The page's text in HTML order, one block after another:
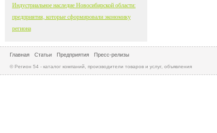
Индустриальное наследие Новосибирской области:
предприятия, которые сформировали экономику
региона
Главная Статьи Предприятия Пресс-релизы
© Регион 54 - каталог компаний, производители товаров и услуг, объявления